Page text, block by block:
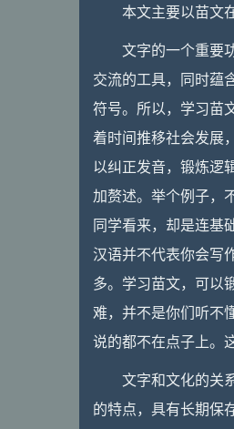
本文主要以苗文
文字的一个重要
交流的工具，同时蕴
符号。所以，学习苗
着时间推移社会发展
以纠正发音，锻炼逻
加赘述。举个例子，
同学看来，却是连基
汉语并不代表你会写
多。学习苗文，可以
难，并不是你们听不
说的都不在点子上。
文字和文化的关
的特点，具有长期保